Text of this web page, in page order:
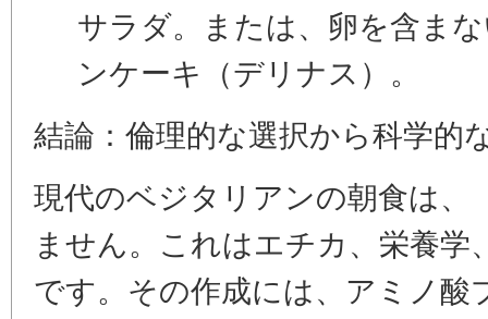
サラダ。または、卵を含ま
ンケーキ（デリナス）。
結論：倫理的な選択から科学的
現代のベジタリアンの朝食は、
ません。これはエチカ、栄養学
です。その作成には、アミノ酸